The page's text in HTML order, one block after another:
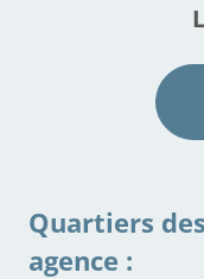
Quartiers
agence :